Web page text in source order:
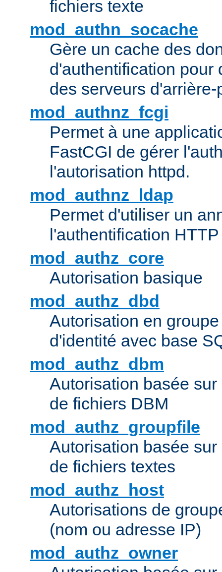
fichiers texte
mod_authn_socache
Gère un cache des
d'authentification pour
des serveurs d'arrière-
mod_authnz_fcgi
Permet à une
FastCGI de gérer
l'autorisation httpd.
mod_authnz_ldap
Permet d'utiliser un
l'authentification
mod_authz_core
Autorisation basique
mod_authz_dbd
Autorisation en
d'identité avec base
mod_authz_dbm
Autorisation basée
de fichiers DBM
mod_authz_groupfile
Autorisation basée
de fichiers textes
mod_authz_host
Autorisations de
(nom ou adresse IP)
mod_authz_owner